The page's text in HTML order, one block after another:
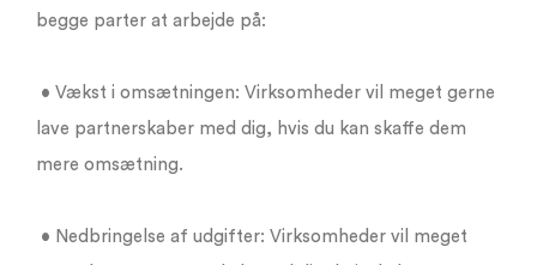
begge parter at arbejde på:
• Vækst i omsætningen: Virksomheder vil meget gerne
lave partnerskaber med dig, hvis du kan skaffe dem
mere omsætning.
• Nedbringelse af udgifter: Virksomheder vil meget